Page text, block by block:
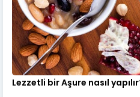
Lezzetli bir Aşure nasıl